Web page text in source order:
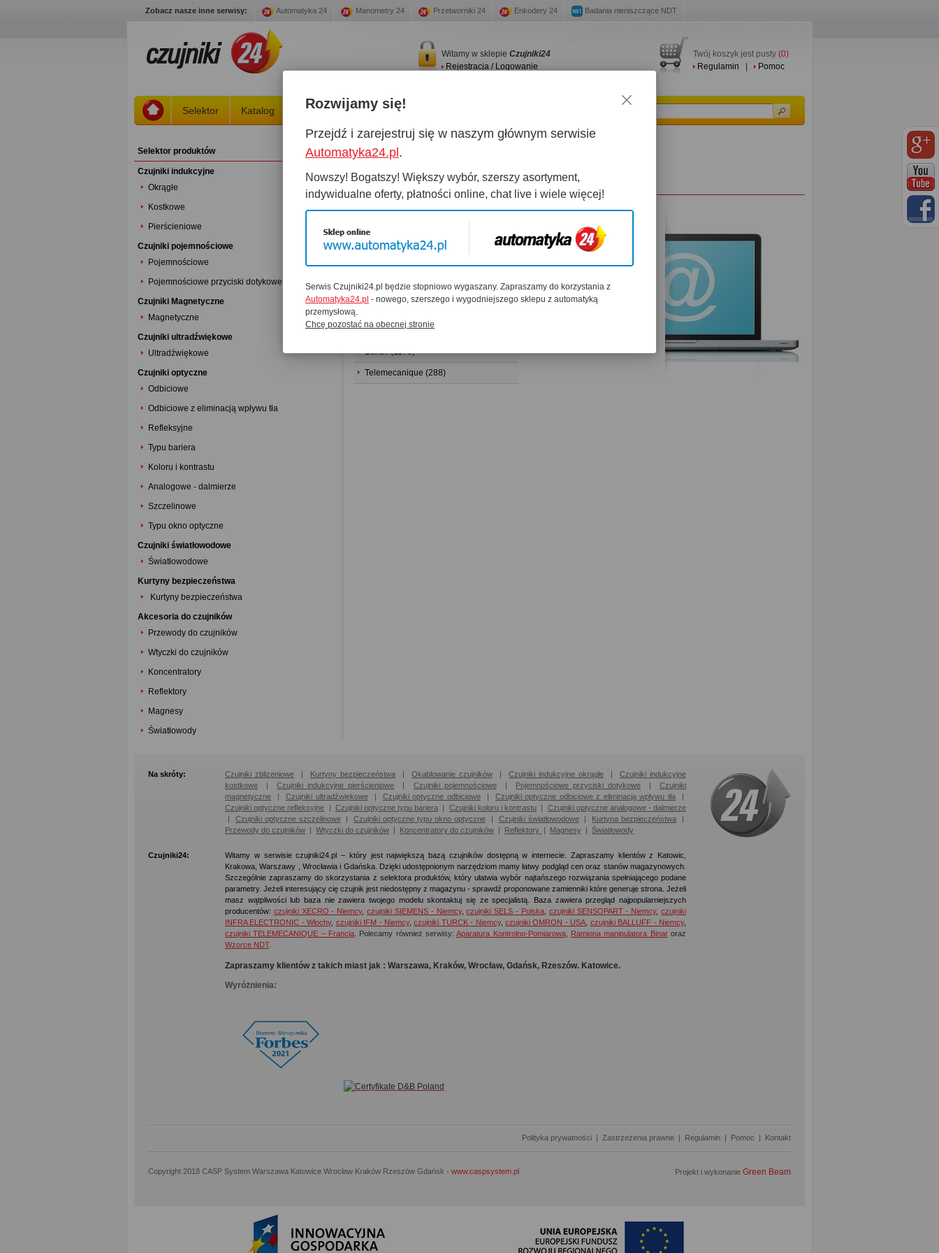
Zobacz nasze inne serwisy: Automatyka 24 Manometry 24 Przetworniki 24 Enkodery 24 Badania nieniszczące NDT
Twój koszyk jest pusty (0)
Regulamin
Pomoc
Witamy w sklepie Czujniki24
Rejestracja / Logowanie
Selektor Katalog Stany magazynowe
Selektor produktów
Czujniki indukcyjne
Okrągłe
Kostkowe
Pierścieniowe
Czujniki pojemnościowe
Pojemnościowe
Pojemnościowe przyciski dotykowe
Czujniki Magnetyczne
Magnetyczne
Czujniki ultradźwiękowe
Ultradźwiękowe
Czujniki optyczne
Odbiciowe
Odbiciowe z eliminacją wpływu tła
Refleksyjne
Typu bariera
Koloru i kontrastu
Analogowe - dalmierze
Szczelinowe
Typu okno optyczne
Czujniki światłowodowe
Światłowodowe
Kurtyny bezpieczeństwa
Kurtyny bezpieczeństwa
Akcesoria do czujników
Przewody do czujników
Wtyczki do czujników
Koncentratory
Reflektory
Magnesy
Światłowody
Przeglądaj katalog
Sels i Sensopart (1049)
Infra Electronic (808)
IFM (752)
Omron (897)
Balluff (1175)
Telemecanique (288)
Kontakt
Casp System Sp. z o.o.
ul. Puszkina 2
tel. +48 32 614-09-17
Na skróty: Czujniki zblizeniowe | Kurtyny bezpieczeństwa | Okablowanie czujników | Czujniki indukcyjne okrągłe | Czujniki indukcyjne
kostkowe |Czujniki indukcyjne pierścieniowe | Czujniki pojemnościowe| Pojemnościowe przyciski dotykowe|Czujniki
magnetyczne |Czujniki ultradźwiękowe| Czujniki optyczne odbiciowe| Czujniki optyczne odbiciowe z eliminacją wpływu tła |
Czujniki optyczne refleksyjne | Czujniki optyczne typu bariera | Czujniki koloru i kontrastu | Czujniki optyczne analogowe - dalmierze
| Czujniki optyczne szczelinowe|Czujniki optyczne typu okno optyczne| Czujniki światłowodowe| Kurtyna bezpieczeństwa |
Przewody do czujników | Wtyczki do czujników | Koncentratory do czujników | Reflektory | Magnesy | Światłowody
Czujniki24:
Witamy w serwisie czujniki24.pl – który jest największą bazą czujników dostępną w internecie. Zapraszamy klientów z Katowic,
Krakowa, Warszawy , Wrocławia i Gdańska. Dzięki udostępnionym narzędziom mamy łatwy podgląd cen oraz stanów magazynowych.
Szczególnie zapraszamy do skorzystania z selektora produktów, który ułatwia wybór najtańszego rozwiązania spełniającego podane
parametry. Jeżeli interesujący cię czujnik jest niedostępny z magazynu - sprawdź proponowane zamienniki które generuje strona. Jeżeli
masz wątpliwości lub baza nie zawiera twojego modelu skontaktuj się ze specjalistą. Baza zawiera przegląd najpopularniejszych
producentów: czujniki XECRO - Niemcy,czujniki SIEMENS - Niemcy,czujniki SELS - Polska, czujniki SENSOPART - Niemcy,czujniki
INFRA ELECTRONIC - Włochy, czujniki IFM - Niemcy,czujniki TURCK - Niemcy,czujniki OMRON - USA czujniki BALLUFF - Niemcy,
czujniki TELEMECANIQUE – Francja
Polecamy również serwisy:Aparatura Kontrolno-Pomiarowa, Ramiona manipulatora Binaroraz
Wzorce NDT.
Zapraszamy klientów z takich miast jak : Warszawa, Kraków, Wrocław, Gdańsk, Rzeszów. Katowice.
Wyróżnienia:
Polityka prywatności | Zastrzeżenia prawne | Regulamin | Pomoc | Kontakt
Copyright 2018 CASP System Warszawa Katowice Wrocław Kraków Rzeszów Gdańsk - www.caspsystem.pl Projekt i wykonanie Green Beam
Rozwijamy się!
Przejdź i zarejestruj się w naszym głównym serwisie
Automatyka24.pl .
Nowszy! Bogatszy! Większy wybór, szerszy asortyment,
indywidualne oferty, płatności online, chat live i wiele więcej!
Serwis Czujniki24.pl będzie stopniowo wygaszany. Zapraszamy do korzystania z
Automatyka24.pl - nowego, szerszego i wygodniejszego sklepu z automatyką
przemysłową.
Chcę pozostać na obecnej stronie